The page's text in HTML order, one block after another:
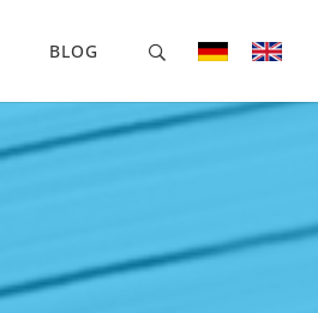
BLOG